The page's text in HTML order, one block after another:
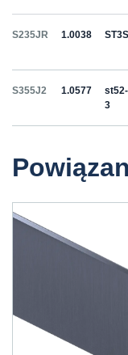
S235JR 1.0038 ST3S
S355J2 1.0577
st52-
3